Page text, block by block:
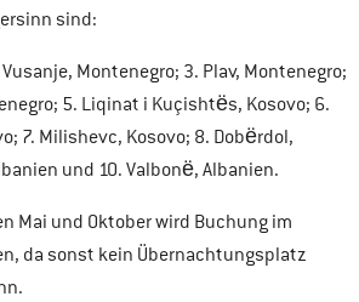
sind:
Montenegro; 3. Plav, Montenegro;
5. Liqinat i Kuçishtёs, Kosovo; 6.
7. Milishevc, Kosovo; 8. Dobёrdol,
und 10. Valbonё, Albanien.
Mai und Oktober wird Buchung im
da sonst kein Übernachtungsplatz